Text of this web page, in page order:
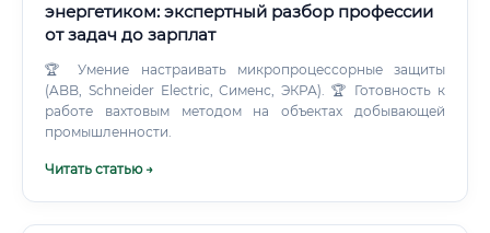
энергетиком: экспертный разбор профессии
от задач до зарплат
🏆 Умение настраивать микропроцессорные защиты
(ABB, Schneider Electric, Сименс, ЭКРА). 🏆 Готовность к
работе вахтовым методом на объектах добывающей
промышленности.
Читать статью →